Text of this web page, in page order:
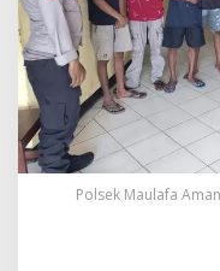
Polsek Maulafa